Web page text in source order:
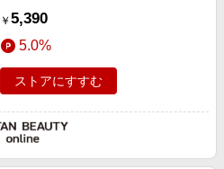
￥ 5,390
5.0%
ストアにすすむ